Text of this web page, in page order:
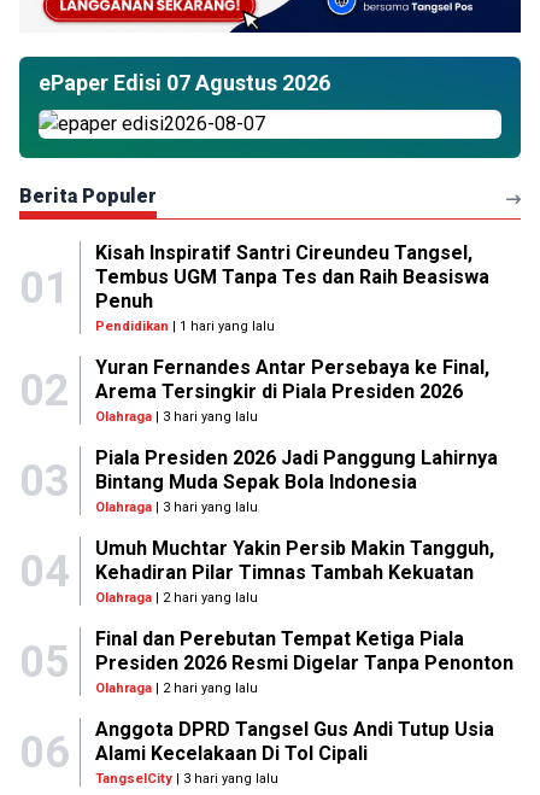
ePaper Edisi 07 Agustus 2026
Berita Populer
01
Kisah Inspiratif Santri Cireundeu Tangsel,
Tembus UGM Tanpa Tes dan Raih Beasiswa
Penuh
Pendidikan | 1 hari yang lalu
02
Yuran Fernandes Antar Persebaya ke Final,
Arema Tersingkir di Piala Presiden 2026
Olahraga| 3 hari yang lalu
03
Piala Presiden 2026 Jadi Panggung Lahirnya
Bintang Muda Sepak Bola Indonesia
Olahraga| 3 hari yang lalu
04
Umuh Muchtar Yakin Persib Makin Tangguh,
Kehadiran Pilar Timnas Tambah Kekuatan
Olahraga| 2 hari yang lalu
05
Final dan Perebutan Tempat Ketiga Piala
Presiden 2026 Resmi Digelar Tanpa Penonton
Olahraga| 2 hari yang lalu
06
Anggota DPRD Tangsel Gus Andi Tutup Usia
Alami Kecelakaan Di Tol Cipali
TangselCity| 3 hari yang lalu